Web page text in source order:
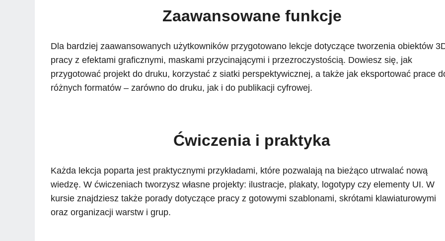
Zaawansowane funkcje
Dla bardziej zaawansowanych użytkowników przygotowano lekcje dotyczące tworzenia obiektów
pracy z efektami graficznymi, maskami przycinającymi i przezroczystością. Dowiesz się, jak
przygotować projekt do druku, korzystać z siatki perspektywicznej, a także jak eksportować prace
różnych formatów – zarówno do druku, jak i do publikacji cyfrowej.
Ćwiczenia i praktyka
Każda lekcja poparta jest praktycznymi przykładami, które pozwalają na bieżąco utrwalać nową
wiedzę. W ćwiczeniach tworzysz własne projekty: ilustracje, plakaty, logotypy czy elementy UI. W
kursie znajdziesz także porady dotyczące pracy z gotowymi szablonami, skrótami klawiaturowymi
oraz organizacji warstw i grup.